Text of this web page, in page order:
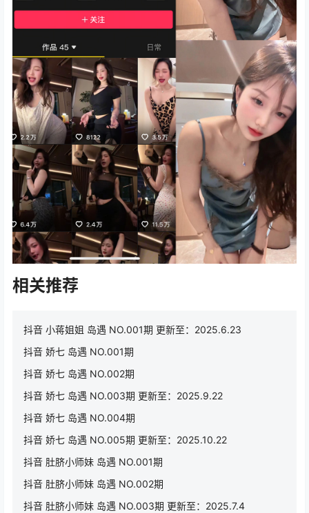
相关推荐
抖音 小蒋姐姐 岛遇 NO.001期 更新至：2025.6.23
抖音 娇七 岛遇 NO.001期
抖音 娇七 岛遇 NO.002期
抖音 娇七 岛遇 NO.003期 更新至：2025.9.22
抖音 娇七 岛遇 NO.004期
抖音 娇七 岛遇 NO.005期 更新至：2025.10.22
抖音 肚脐小师妹 岛遇 NO.001期
抖音 肚脐小师妹 岛遇 NO.002期
抖音 肚脐小师妹 岛遇 NO.003期 更新至：2025.7.4